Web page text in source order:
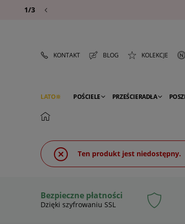
1/3
KONTAKT BLOG KOLEKCJE
LATO POŚCIELE PRZEŚCIERADŁA
PREMIUM
Ten produkt jest niedostępny.
Bezpieczne płatności
Dzięki szyfrowaniu SSL